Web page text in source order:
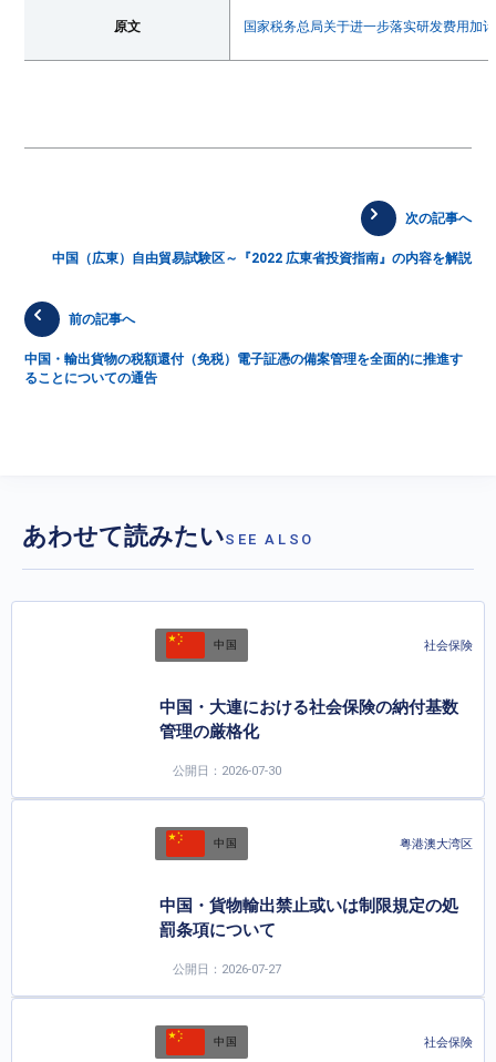
原文 国家税务总局关于进一步落实研发费用加
次の記事へ
中国（広東）自由貿易試験区～『2022 広東省投資指南』の内容を解説
前の記事へ
中国・輸出貨物の税額還付（免税）電子証憑の備案管理を全面的に推進す
ることについての通告
あわせて読みたいSEE ALSO
中国 社会保険
中国・大連における社会保険の納付基数
管理の厳格化
公開日：2026-07-30
中国 粤港澳大湾区
中国・貨物輸出禁止或いは制限規定の処
罰条項について
公開日：2026-07-27
中国 社会保険